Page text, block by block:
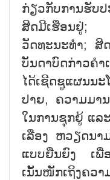
ກ່ຽວກັບການຮັບ
ສິດມີເຮືອນຢູ່
ວັດທະນະທຳ; ສິ
ບັນດາບົດກ່າວຄ
ໄດ້ເຊີດຊູແຜນນ
ປາຍ, ຄວາມມາ
ໃນການຊຸກຍູ້ ແລ
ເລື່ອງ ຫວຽດນ
ແບບຍືນຍົງ ເພື່
ເນັ້ນໜັກເຖິງຄວາ